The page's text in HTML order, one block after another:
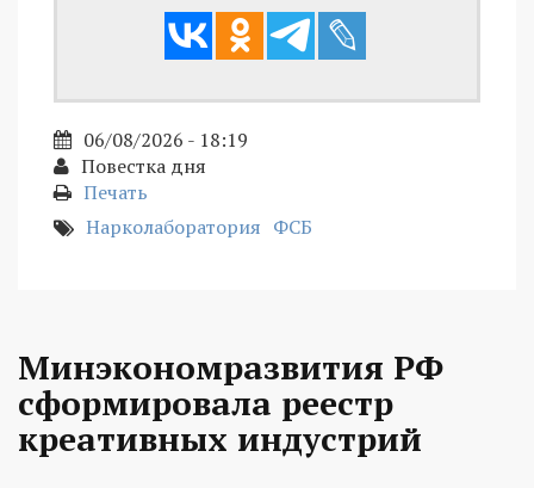
06/08/2026 - 18:19
Повестка дня
Печать
Нарколаборатория ФСБ
Минэкономразвития РФ
сформировала реестр
креативных индустрий